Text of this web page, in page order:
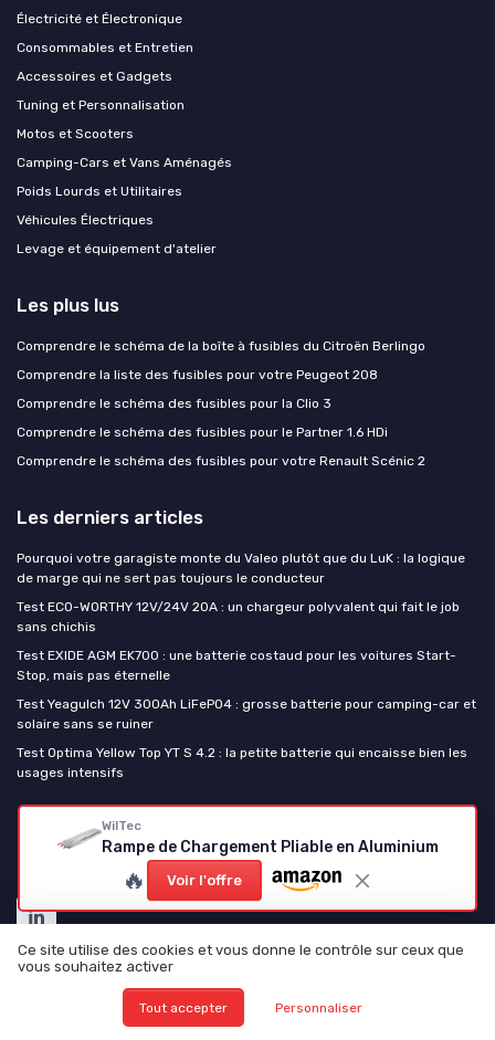
WilTec
Rampe de Chargement Pliable en Aluminium
🔥 Voir l'offre
Électricité et Électronique
Consommables et Entretien
Accessoires et Gadgets
Tuning et Personnalisation
Motos et Scooters
Camping-Cars et Vans Aménagés
Poids Lourds et Utilitaires
Véhicules Électriques
Levage et équipement d'atelier
Les plus lus
Comprendre le schéma de la boîte à fusibles du Citroën Berlingo
Comprendre la liste des fusibles pour votre Peugeot 208
Comprendre le schéma des fusibles pour la Clio 3
Comprendre le schéma des fusibles pour le Partner 1.6 HDi
Comprendre le schéma des fusibles pour votre Renault Scénic 2
Les derniers articles
Pourquoi votre garagiste monte du Valeo plutôt que du LuK : la logique
de marge qui ne sert pas toujours le conducteur
Test ECO-WORTHY 12V/24V 20A : un chargeur polyvalent qui fait le job
sans chichis
Test EXIDE AGM EK700 : une batterie costaud pour les voitures Start-
Stop, mais pas éternelle
Test Yeagulch 12V 300Ah LiFePO4 : grosse batterie pour camping-car et
solaire sans se ruiner
Test Optima Yellow Top YT S 4.2 : la petite batterie qui encaisse bien les
usages intensifs
La piece auto
Ce site utilise des cookies et vous donne le contrôle sur ceux que
vous souhaitez activer
Tout accepter Personnaliser